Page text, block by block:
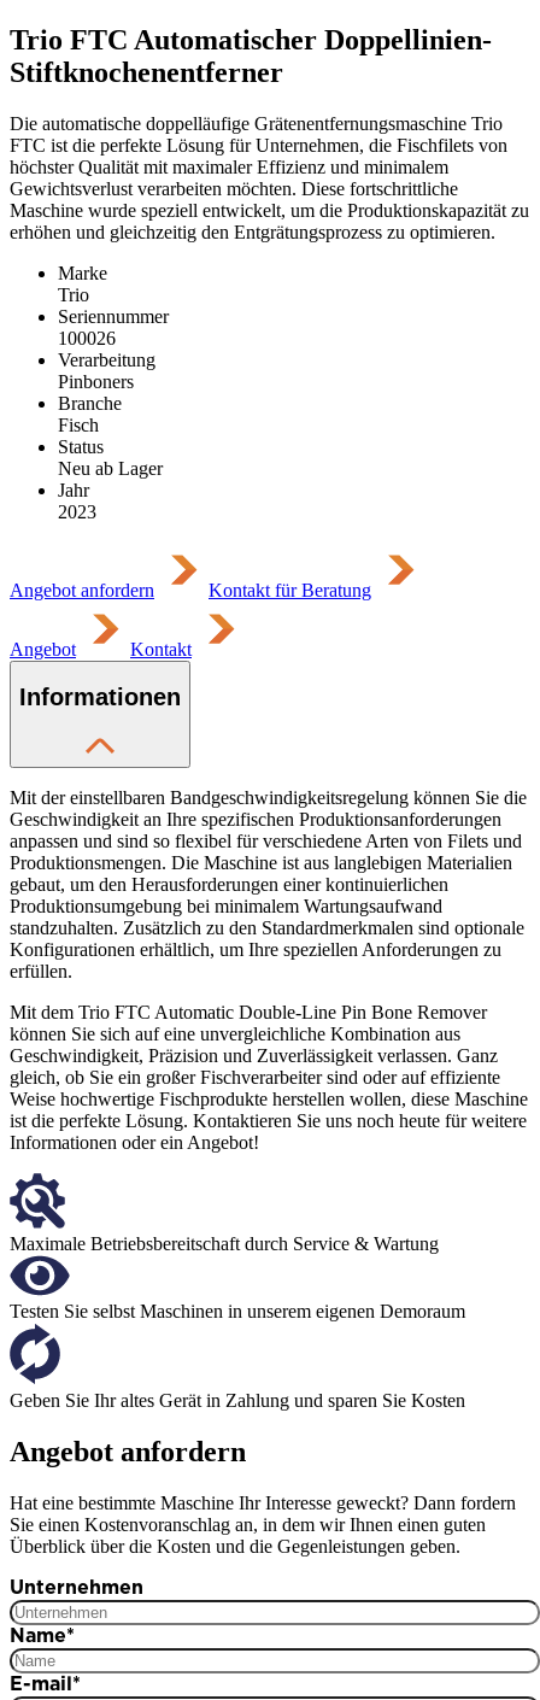
Trio FTC Automatischer Doppellinien-
Stiftknochenentferner
Die automatische doppelläufige Grätenentfernungsmaschine Trio
FTC ist die perfekte Lösung für Unternehmen, die Fischfilets von
höchster Qualität mit maximaler Effizienz und minimalem
Gewichtsverlust verarbeiten möchten. Diese fortschrittliche
Maschine wurde speziell entwickelt, um die Produktionskapazität zu
erhöhen und gleichzeitig den Entgrätungsprozess zu optimieren.
Marke
Trio
Seriennummer
100026
Verarbeitung
Pinboners
Branche
Fisch
Status
Neu ab Lager
Jahr
2023
Angebot anfordern Kontakt für Beratung
Angebot Kontakt
Informationen
Mit der einstellbaren Bandgeschwindigkeitsregelung können Sie die
Geschwindigkeit an Ihre spezifischen Produktionsanforderungen
anpassen und sind so flexibel für verschiedene Arten von Filets und
Produktionsmengen. Die Maschine ist aus langlebigen Materialien
gebaut, um den Herausforderungen einer kontinuierlichen
Produktionsumgebung bei minimalem Wartungsaufwand
standzuhalten. Zusätzlich zu den Standardmerkmalen sind optionale
Konfigurationen erhältlich, um Ihre speziellen Anforderungen zu
erfüllen.
Mit dem Trio FTC Automatic Double-Line Pin Bone Remover
können Sie sich auf eine unvergleichliche Kombination aus
Geschwindigkeit, Präzision und Zuverlässigkeit verlassen. Ganz
gleich, ob Sie ein großer Fischverarbeiter sind oder auf effiziente
Weise hochwertige Fischprodukte herstellen wollen, diese Maschine
ist die perfekte Lösung. Kontaktieren Sie uns noch heute für weitere
Informationen oder ein Angebot!
Maximale Betriebsbereitschaft durch Service & Wartung
Testen Sie selbst Maschinen in unserem eigenen Demoraum
Geben Sie Ihr altes Gerät in Zahlung und sparen Sie Kosten
Angebot anfordern
Hat eine bestimmte Maschine Ihr Interesse geweckt? Dann fordern
Sie einen Kostenvoranschlag an, in dem wir Ihnen einen guten
Überblick über die Kosten und die Gegenleistungen geben.
Unternehmen
Name*
E-mail *